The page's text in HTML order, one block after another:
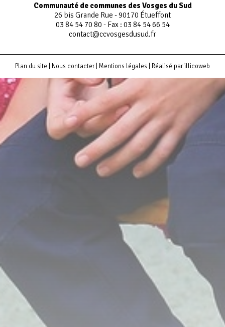
Communauté de communes des Vosges du Sud
26 bis Grande Rue - 90170 Étueffont
03 84 54 70 80 - Fax : 03 84 54 66 54
contact@ccvosgesdusud.fr
Plan du site Nous contacter| Mentions légales Réalisé par illicoweb